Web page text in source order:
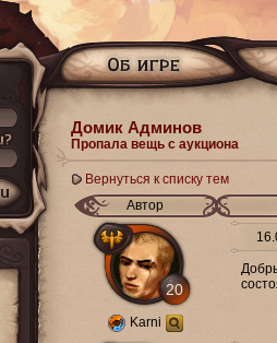
Домик Админов
Пропала вещь с аукциона
Вернуться к списку тем
Автор
20
Karni